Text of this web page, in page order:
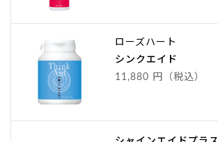
ローズハート
シンクエイド
11,880 円（税込）